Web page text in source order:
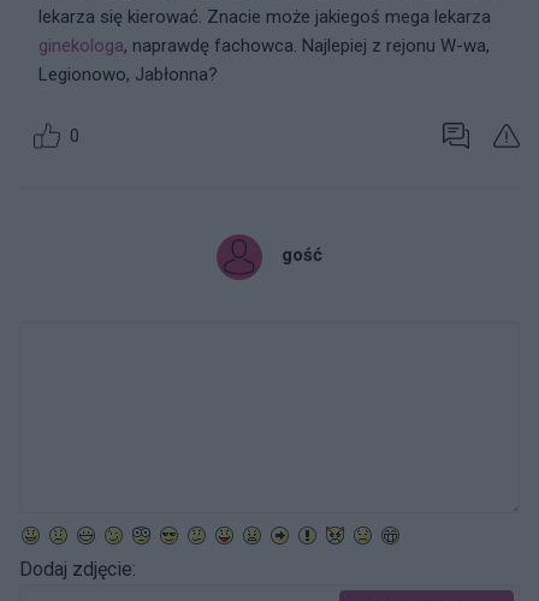
lekarza się kierować. Znacie może jakiegoś mega lekarza
ginekologa, naprawdę fachowca. Najlepiej z rejonu W-wa,
Legionowo, Jabłonna?
0
gość
Dodaj zdjęcie: